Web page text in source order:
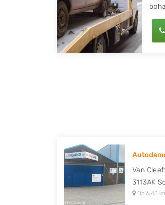
met behulp van uw postcode.
U kunt er ook voor kiezen
laten halen door de
onderdelen offerte
kenteken in en druk op
Honda, Hyundai, Kia,
Peugeot, Porsche, Renault,
Volkswagen en Volvo.Van
3113AK
Op 6,43